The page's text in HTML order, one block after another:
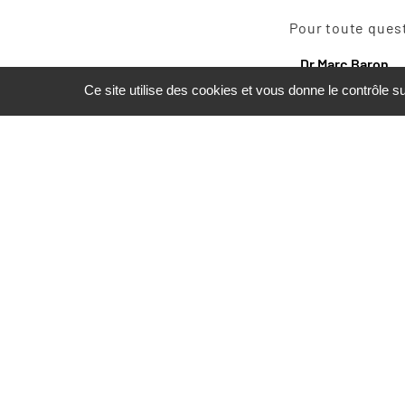
Pour toute
Dr Marc Baron
02 32 79 68 51
Ce site utilise des cookies et vous donne le contrôle